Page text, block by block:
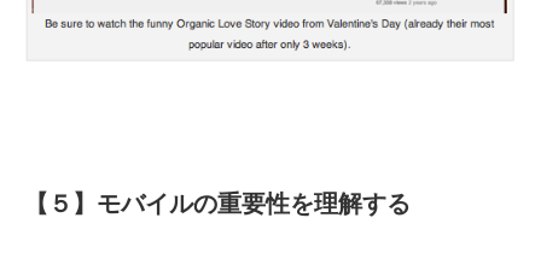
【５】モバイルの重要性を理解する